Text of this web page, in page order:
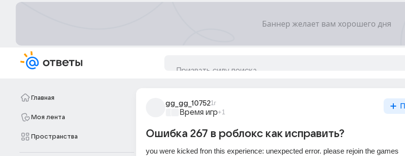
Главная
Моя лента
Пространства
gg_gg_107521г
Время игр+1
Ошибка 267 в роблокс как исправить?
you were kicked fron this experience: unexpected error. please rejoin the games